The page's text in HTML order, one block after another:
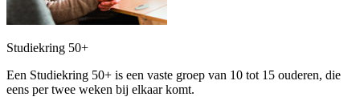
Studiekring 50+
Een Studiekring 50+ is een vaste groep van 10 tot 15 ouderen, die
eens per twee weken bij elkaar komt.